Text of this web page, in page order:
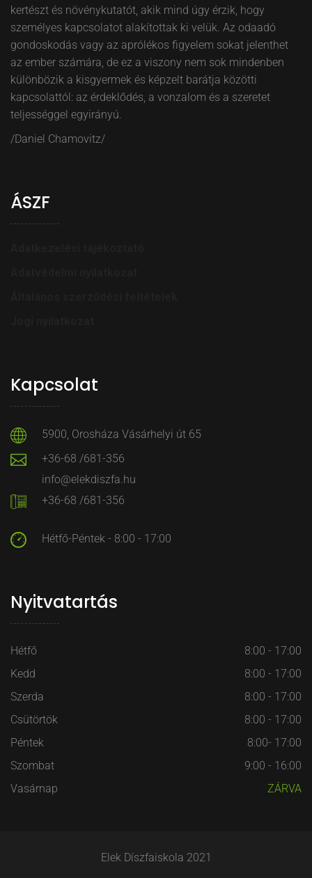
kertészt és növénykutatót, akik mind úgy érzik, hogy
személyes kapcsolatot alakítottak ki velük. Az odaadó
gondoskodás vagy az aprólékos figyelem sokat jelenthet
az ember számára, de ez a viszony nem sok mindenben
különbözik a kisgyermek és képzelt barátja közötti
kapcsolattól: az érdeklődés, a vonzalom és a szeretet
teljességgel egyirányú.
/Daniel Chamovitz/
ÁSZF
Kapcsolat
5900, Orosháza Vásárhelyi út 65
+36-68 /681-356
info@elekdiszfa.hu
+36-68 /681-356
Hétfő-Péntek - 8:00 - 17:00
Nyitvatartás
Hétfő
8:00 - 17:00
Kedd
8:00 - 17:00
Szerda
8:00 - 17:00
Csütörtök
8:00 - 17:00
Péntek
8:00- 17:00
Szombat
9:00 - 16:00
Vasárnap
ZÁRVA
Elek Díszfaiskola 2021